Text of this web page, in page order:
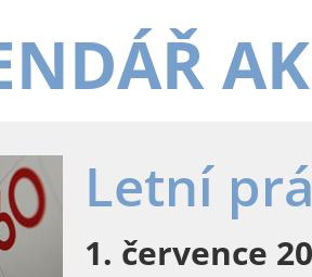
Letní
1. července